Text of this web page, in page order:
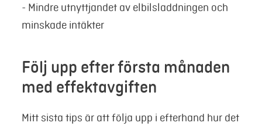
- Mindre utnyttjandet av elbilsladdningen och
minskade intäkter
Följ upp efter första månaden
med effektavgiften
Mitt sista tips är att följa upp i efterhand hur det